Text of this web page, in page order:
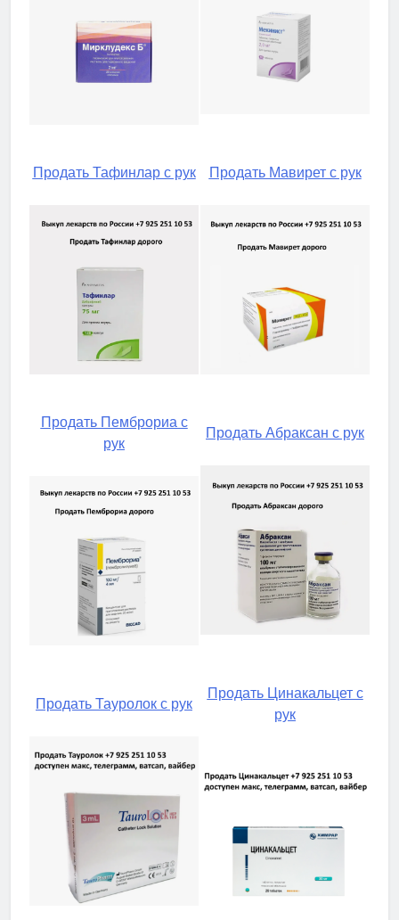
Продать Тафинлар с рук Продать Мавирет с рук
Продать Пемброриа с
рук
Продать Абраксан с рук
Продать Тауролок с рук
Продать Цинакальцет с
рук